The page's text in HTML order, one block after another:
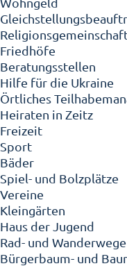
Friedhöfe
Beratungsstellen
Hilfe für die Ukraine
Örtliches
Heiraten in Zeitz
Freizeit
Sport
Bäder
Spiel- und Bolzplätze
Vereine
Kleingärten
Haus der Jugend
Rad- und Wanderwege
Bürgerbaum- und